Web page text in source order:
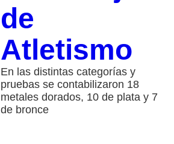
de
Atletismo
En las distintas categorías y
pruebas se contabilizaron 18
metales dorados, 10 de plata y 7
de bronce